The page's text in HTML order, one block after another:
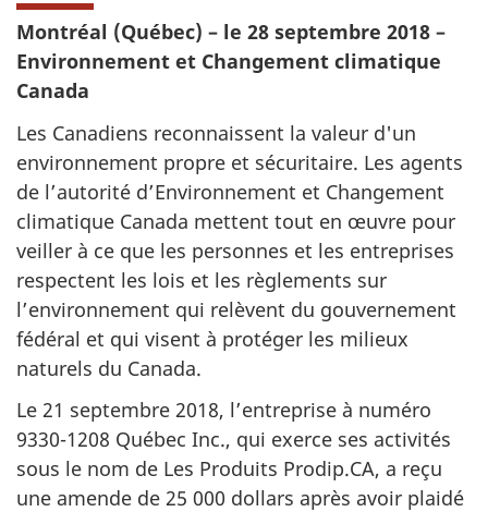
Montréal (Québec) – le 28 septembre 2018 –
Environnement et Changement climatique
Canada
Les Canadiens reconnaissent la valeur d'un
environnement propre et sécuritaire. Les agents
de l’autorité d’Environnement et Changement
climatique Canada mettent tout en œuvre pour
veiller à ce que les personnes et les entreprises
respectent les lois et les règlements sur
l’environnement qui relèvent du gouvernement
fédéral et qui visent à protéger les milieux
naturels du Canada.
Le 21 septembre 2018, l’entreprise à numéro
9330-1208 Québec Inc., qui exerce ses activités
sous le nom de Les Produits Prodip.CA, a reçu
une amende de 25 000 dollars après avoir plaidé